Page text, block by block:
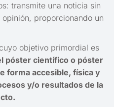
transmite una noticia sin
proporcionando un
objetivo primordial es
póster científico o póster
forma accesible, física y
y/o resultados de la